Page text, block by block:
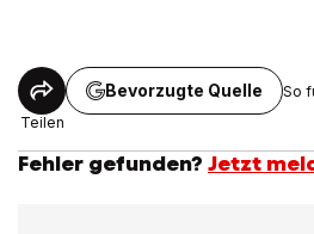
Teilen
Bevorzugte Quelle So
Fehler gefunden? Jetzt